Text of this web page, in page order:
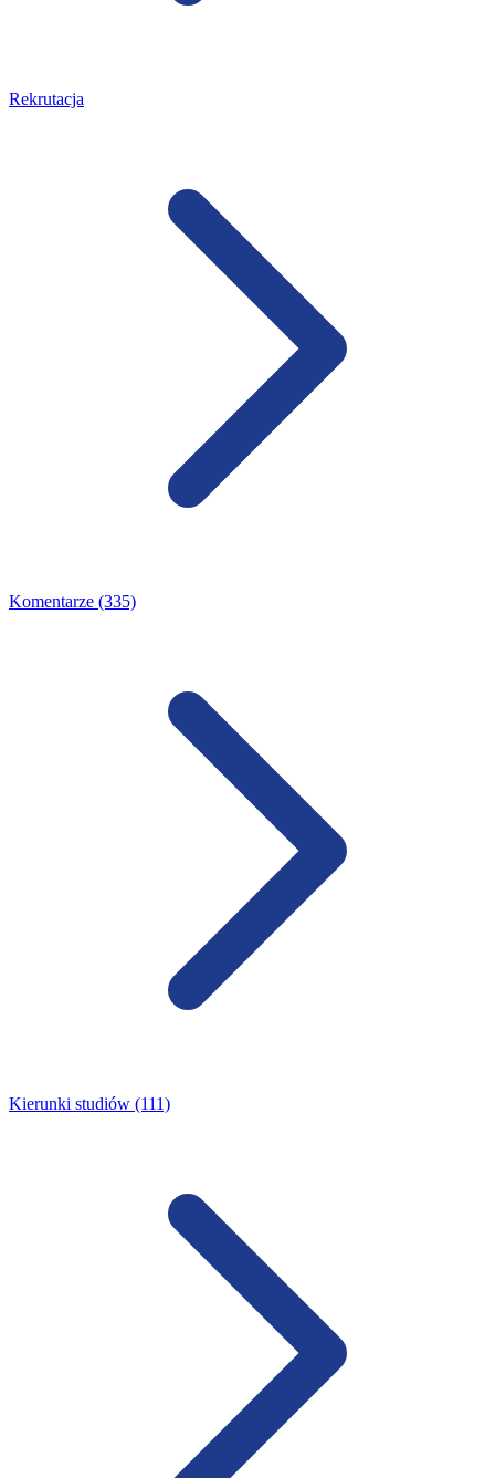
Rekrutacja
Komentarze (335)
Kierunki studiów (111)